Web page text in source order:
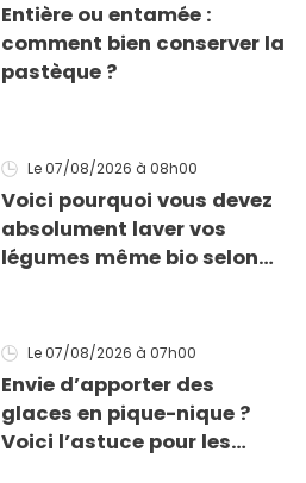
Entière ou entamée :
comment bien conserver la
pastèque ?
Le 07/08/2026 à 08h00
Voici pourquoi vous devez
absolument laver vos
légumes même bio selon
Le 07/08/2026 à 07h00
Envie d’apporter des
glaces en pique-nique ?
Voici l’astuce pour les